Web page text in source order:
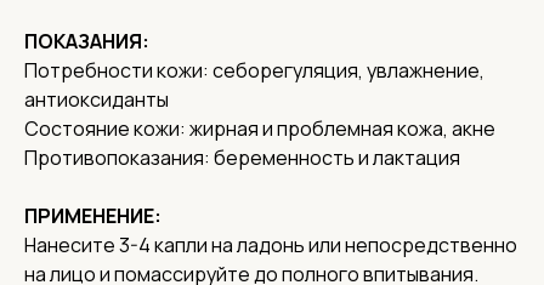
ПОКАЗАНИЯ:
Потребности кожи: себорегуляция, увлажнение,
антиоксиданты
Состояние кожи: жирная и проблемная кожа, акне
Противопоказания: беременность и лактация
ПРИМЕНЕНИЕ:
Нанесите 3-4 капли на ладонь или непосредственно
на лицо и помассируйте до полного впитывания.
Доставка
Контакты
Адреса
Адрес офиса и пункта выдачи:
г. Нижний Новгород, ул. Короленко, 32
Реквизиты
ИНН 5262359886,